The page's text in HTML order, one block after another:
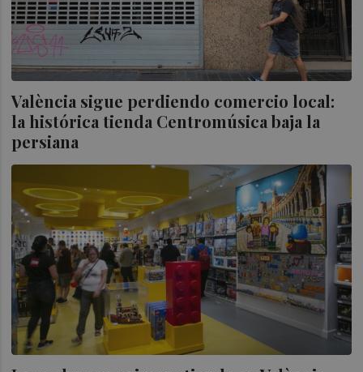
València sigue perdiendo comercio local:
la histórica tienda Centromúsica baja la
persiana